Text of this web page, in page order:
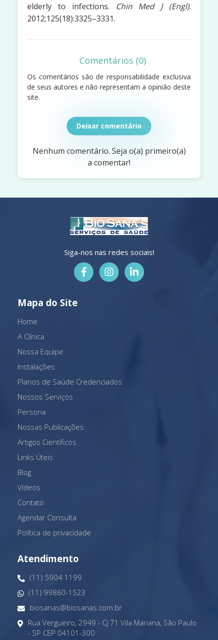
elderly to infections.
Chin Med J (Engl).
2012;125(18):3325–3331.
Comentários (0)
Os comentários são de responsabilidade exclusiva
de seus autores e não representam a opinião deste
site.
Deixar comentário
Nenhum comentário. Seja o(a) primeiro(a)
a comentar!
Siga-nos nas redes sociais!
Mapa do Site
Home
A Clínica
Nossa Equipe
Instalações
Planos de Saúde Credenciados
Nossos Serviços
Persona
Nossas Publicações
Artigos Científicos
Links Úteis
Blog
Vídeos
Contato
Agendar Consulta
Política de privacidade
Atendimento
(11) 5904 1199
(11) 99860-1523
biosanas@biosanas.com.br
Rua Vergueiro, 2949 - Cj 71 Vila Mariana, São Paulo
- SP CEP 04101-300